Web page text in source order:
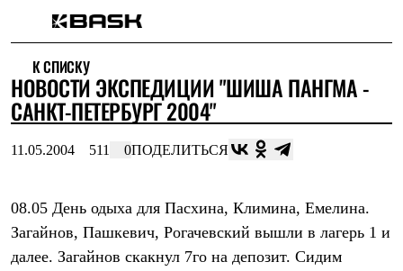
Интернет-магазин
Мужская одежда
Утепленная пухом
Куртки
Жилеты
Куртки
Штормовая одежда
Куртки
К СПИСКУ
НОВОСТИ ЭКСПЕДИЦИИ "ШИША ПАНГМА -
САНКТ-ПЕТЕРБУРГ 2004"
11.05.2004 511 0ПОДЕЛИТЬСЯ
08.05 День одыха для Пасхина, Климина, Емелина.
Загайнов, Пашкевич, Рогачевский вышли в лагерь 1 и
далее. Загайнов скакнул 7го на депозит. Сидим